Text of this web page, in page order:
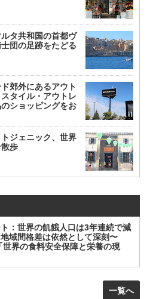
ルタ共和国の首都ヴ
団の足跡をたどる
郊外にあるアウト
タイル・アウトレ
ショッピングをお
ジェニック、世界
歩
：世界の飢餓人口は3年連続で減
域間格差は依然として深刻〜
世界の食料安全保障と栄養の現
一覧へ